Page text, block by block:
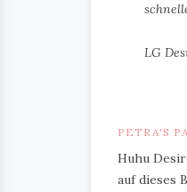
LG
PETRA'S
Huhu
auf dieses